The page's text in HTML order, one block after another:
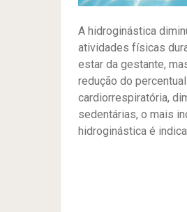
A hidroginástica
atividades físicas
estar da gestante,
redução do
cardiorrespiratória,
sedentárias, o mais
hidroginástica é